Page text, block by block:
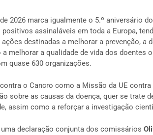
2026 marca igualmente o 5.º aniversário do
assinaláveis em toda a Europa,
destinadas a melhorar a prevenção, a
melhorar a qualidade de vida dos doentes
quase 630 organizações.
o Cancro como a Missão da UE
sobre as causas da doença, quer se trate
assim como a reforçar a investigação
declaração conjunta dos comissários